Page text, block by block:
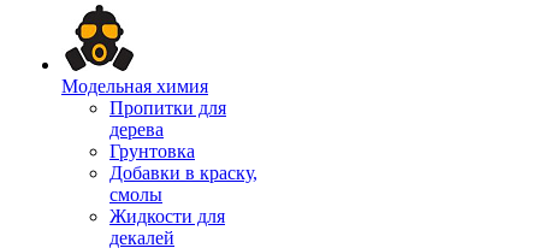
Модельная химия
Пропитки для
дерева
Грунтовка
Добавки в краску,
смолы
Жидкости для
декалей